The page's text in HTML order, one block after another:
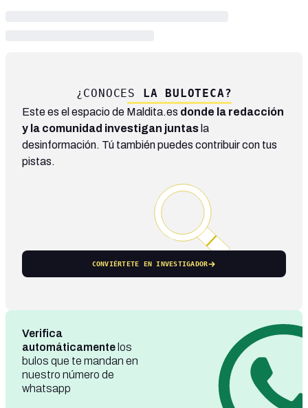
¿CONOCES LA BULOTECA?
Este es el espacio de Maldita.es donde la redacción
y la comunidad investigan juntas la
desinformación. Tú también puedes contribuir con tus
pistas.
CONVIÉRTETE EN INVESTIGADOR
Verifica
automáticamente los
bulos que te mandan en
nuestro número de
whatsapp